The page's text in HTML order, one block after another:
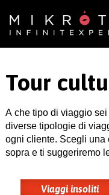
Tour
A che tipo di viaggio
diverse tipologie di
ogni cliente. Scegli una
sopra e ti suggeriremo
Viaggi insoliti